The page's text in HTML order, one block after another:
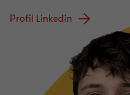
Profil Linkedin